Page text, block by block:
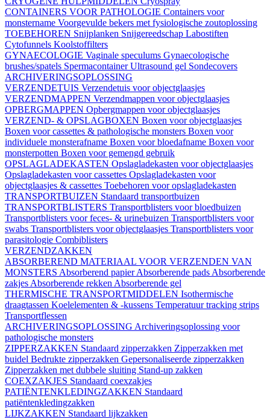
CONTAINERS VOOR PATHOLOGIE Containers voor
monstername Voorgevulde bekers met fysiologische zoutoplossing
TOEBEHOREN Snijplanken Snijgereedschap Labostiften
Cytofunnels Koolstoffilters
GYNAECOLOGIE Vaginale speculums Gynaecologische
brushes/spatels SpermacontainerUltrasound gel Sondecovers
ARCHIVERINGSOPLOSSING
VERZENDETUIS Verzendetuis voor objectglaasjes
VERZENDMAPPEN Verzendmappen voor objectglaasjes
OPBERGMAPPEN Opbergmappen voor objectglaasjes
VERZEND- & OPSLAGBOXEN Boxen voor objectglaasjes
Boxen voor cassettes & pathologische monsters Boxen voor
individuele monsterafname Boxen voor bloedafname Boxen voor
monsterpotten Boxen voor gemengd gebruik
OPSLAGLADEKASTEN Opslagladekasten voor objectglaasjes
Opslagladekasten voor cassettes Opslagladekasten voor
objectglaasjes & cassettes Toebehoren voor opslagladekasten
TRANSPORTBUIZEN Standaard transportbuizen
TRANSPORTBLISTERS Transportblisters voor bloedbuizen
Transportblisters voor feces- & urinebuizen Transportblisters voor
swabs Transportblisters voor objectglaasjes Transportblisters voor
parasitologie Combiblisters
VERZENDZAKKEN
ABSORBEREND MATERIAAL VOOR VERZENDEN VAN
MONSTERS Absorberend papierAbsorberende pads Absorberende
zakjes Absorberende rekken Absorberende gel
THERMISCHE TRANSPORTMIDDELEN Isothermische
draagtassen Koelelementen & -kussens Temperatuur tracking strips
Transportflessen
ARCHIVERINGSOPLOSSING Archiveringsoplossing voor
pathologische monsters
ZIPPERZAKKEN Standaard zipperzakken Zipperzakken met
buidel Bedrukte zipperzakken Gepersonaliseerde zipperzakken
Zipperzakken met dubbele sluiting Stand-up zakken
COEXZAKJES Standaard coexzakjes
PATIËNTENKLEDINGZAKKEN Standaard
patiëntenkledingzakken
LIJKZAKKEN Standaard lijkzakken